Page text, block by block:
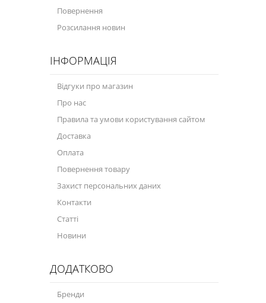
Повернення
Розсилання новин
ІНФОРМАЦІЯ
Відгуки про магазин
Про нас
Правила та умови користування сайтом
Доставка
Оплата
Повернення товару
Захист персональних даних
Контакти
Статті
Новини
ДОДАТКОВО
Бренди